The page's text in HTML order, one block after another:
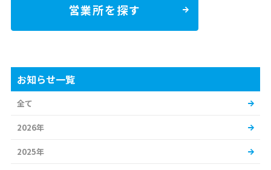
営業所を探す
お知らせ一覧
全て
2026年
2025年